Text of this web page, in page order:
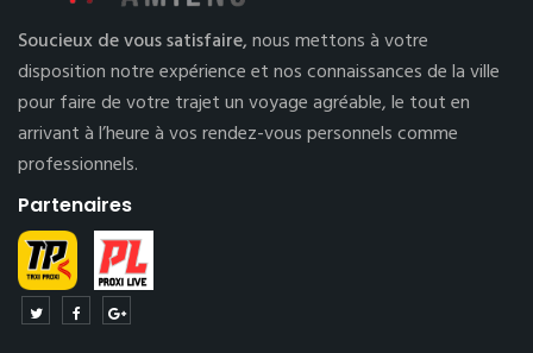
Soucieux de vous satisfaire,nous mettons à votre
disposition notre expérience et nos connaissances de la ville
pour faire de votre trajet un voyage agréable, le tout en
arrivant à l’heure à vos rendez-vous personnels comme
professionnels.
Partenaires